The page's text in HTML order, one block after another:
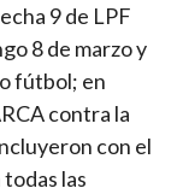
9 de LPF
8 de marzo y
fútbol; en
contra la
con el
las